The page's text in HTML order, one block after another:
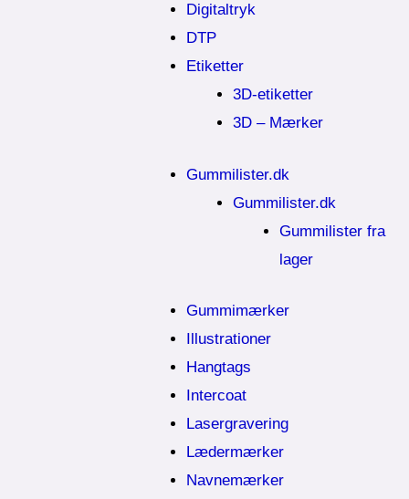
Digitaltryk
DTP
Etiketter
3D-etiketter
3D – Mærker
Gummilister.dk
Gummilister.dk
Gummilister fra
lager
Gummimærker
Illustrationer
Hangtags
Intercoat
Lasergravering
Lædermærker
Navnemærker